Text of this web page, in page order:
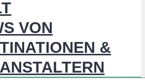
VON
&